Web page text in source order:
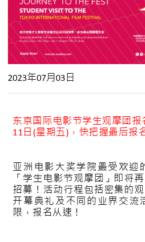
2023年07月03日
东京国际电影节学生观摩团报
11日(星期五)，快把握最后报
亚洲电影大奖学院最受欢
「学生电影节观摩团」即将
招募！活动行程包括密集的
开幕典礼及不同的业界交流
限，报名从速！